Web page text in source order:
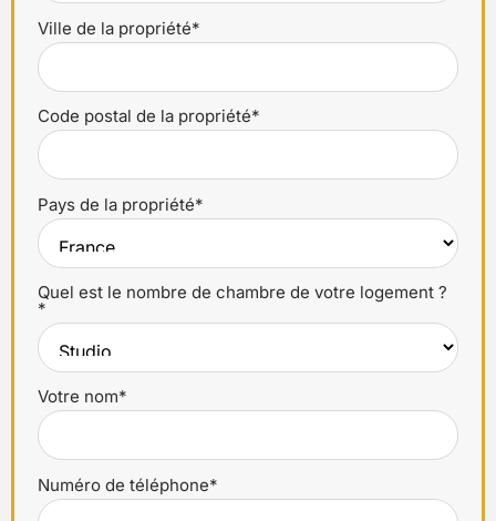
Ville de la propriété*
Code postal de la propriété*
Pays de la propriété*
Quel est le nombre de chambre de votre logement ?
*
Votre nom*
Numéro de téléphone*